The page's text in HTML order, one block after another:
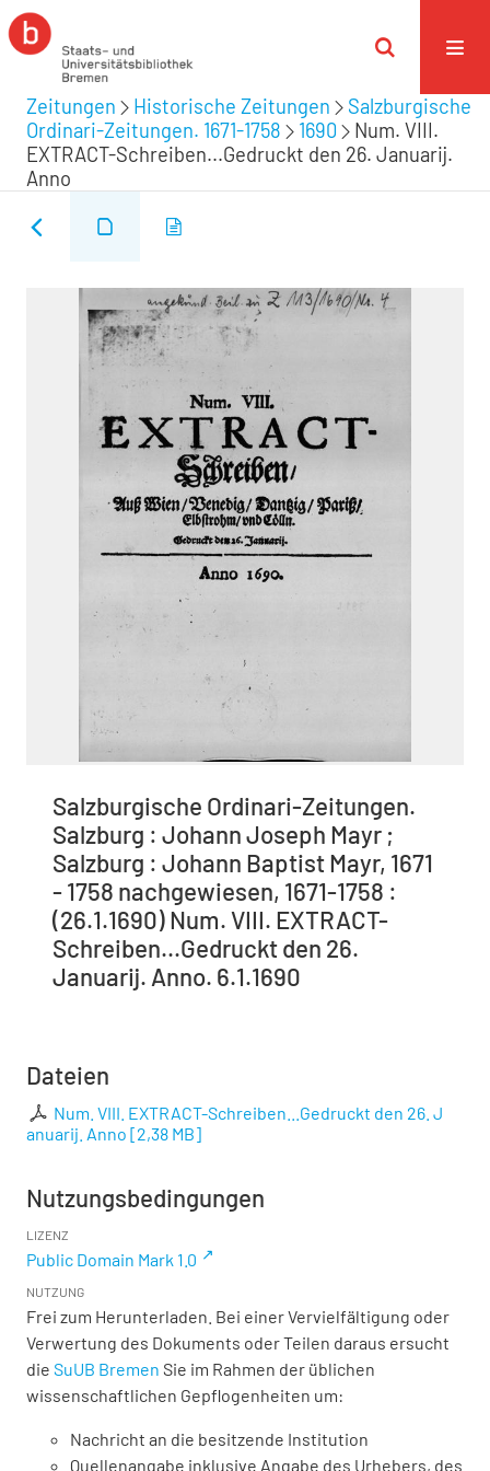
Zeitungen Historische Zeitungen
Salzburgische
Ordinari-Zeitungen. 1671-1758
1690
Num. VIII.
EXTRACT-Schreiben...Gedruckt den 26. Januarij.
Anno
Salzburgische Ordinari-Zeitungen.
Salzburg : Johann Joseph Mayr ;
Salzburg : Johann Baptist Mayr, 1671
- 1758 nachgewiesen, 1671-1758 :
(26.1.1690) Num. VIII. EXTRACT-
Schreiben...Gedruckt den 26.
Januarij. Anno. 6.1.1690
Dateien
Num. VIII. EXTRACT-Schreiben...Gedruckt den 26. J
anuarij. Anno [2,38 MB]
Nutzungsbedingungen
LIZENZ
Public Domain Mark 1.0
NUTZUNG
Frei zum Herunterladen. Bei einer Vervielfältigung oder
Verwertung des Dokuments oder Teilen daraus ersucht
die SuUB Bremen Sie im Rahmen der üblichen
wissenschaftlichen Gepflogenheiten um:
Nachricht an die besitzende Institution
Quellenangabe inklusive Angabe des Urhebers, des